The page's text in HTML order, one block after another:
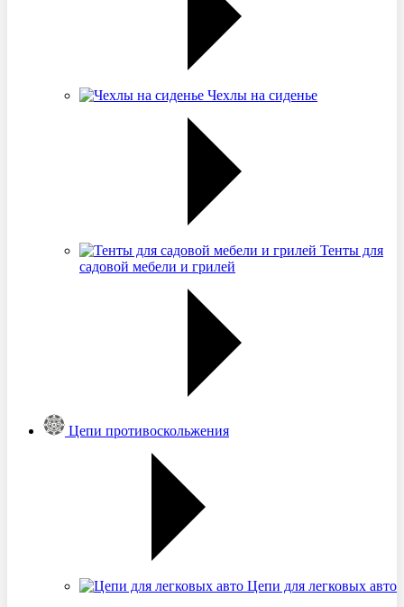
Чехлы на сиденье
Тенты для
садовой мебели и грилей
Цепи противоскольжения
Цепи для легковых авто